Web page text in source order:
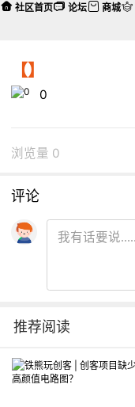
【】
0
浏览量 0
评论
推荐阅读
社区首页 论坛 商城